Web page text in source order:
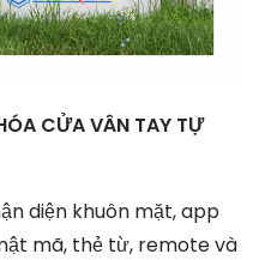
CỬA VÂN TAY TỰ
diện khuôn mặt, app
mã, thẻ từ, remote và